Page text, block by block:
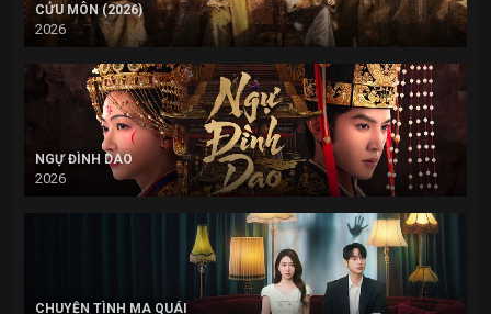
CỬU MÔN (2026)
2026
NGỰ ĐÌNH DAO
2026
CHUYỆN TÌNH MA QUÁI